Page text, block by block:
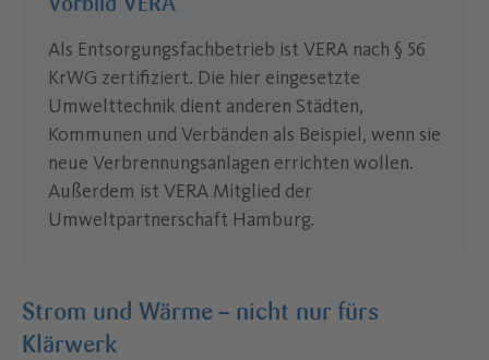
Als Entsorgungsfachbetrieb ist VERA nach § 56
KrWG zertifiziert. Die hier eingesetzte
Umwelttechnik dient anderen Städten,
Kommunen und Verbänden als Beispiel, wenn sie
neue Verbrennungsanlagen errichten wollen.
Außerdem ist VERA Mitglied der
Umweltpartnerschaft Hamburg.
Strom und Wärme –­ nicht nur fürs
Klärwerk